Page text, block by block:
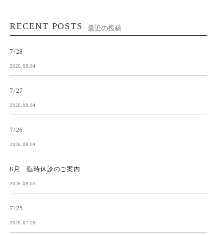
RECENT POSTS 最近の投稿
7/28
2026.08.04
7/27
2026.08.04
7/26
2026.08.04
8月 臨時休診のご案内
2026.08.03
7/25
2026.07.28